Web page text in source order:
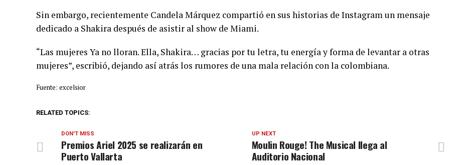
Sin embargo, recientemente Candela Márquez compartió en sus historias de Instagram un mensaje
dedicado a Shakira después de asistir al show de Miami.
“Las mujeres Ya no lloran. Ella, Shakira… gracias por tu letra, tu energía y forma de levantar a otras
mujeres”, escribió, dejando así atrás los rumores de una mala relación con la colombiana.
Fuente: excelsior
RELATED TOPICS:
UP NEXT
Moulin Rouge! The Musical llega al
Auditorio Nacional
DON'T MISS
Premios Ariel 2025 se realizarán en
Puerto Vallarta